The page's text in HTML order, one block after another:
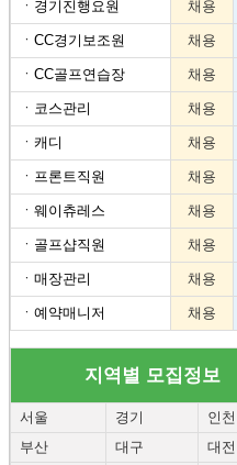
ㆍ 경기진행요원 채용
ㆍ CC경기보조원 채용
ㆍ CC골프연습장 채용
ㆍ 코스관리 채용
ㆍ 캐디 채용
ㆍ 프론트직원 채용
ㆍ 웨이츄레스 채용
ㆍ 골프샵직원 채용
ㆍ 매장관리 채용
ㆍ 예약매니저 채용
지역별 모집정보
서울 경기
인천
부산
대구
대전